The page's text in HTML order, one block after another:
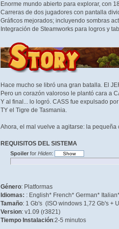
Enorme mundo abierto para explorar, con
Carreras de dos jugadores con pantalla
Gráficos mejorados; incluyendo sombras
Integración de Steamworks para logros y
Hace mucho se libró una gran batalla. El
Pero un corazón valoroso le plantó cara a
Y al final... lo logró. CASS fue expulsado
TY el Tigre de Tasmania.
Ahora, el mal vuelve a agitarse: la
REQUISITOS DEL SISTEMA
Spoilerfor Hiden:
Género: Platformas
Idiomas: : English* French* German*
Tamaño: 1 Gb's (ISO windows 1,72 Gb's +
Version: v1.09 (r3821)
Tiempo Instalación:2-5 minutos